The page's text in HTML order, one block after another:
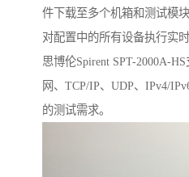
件下载至多个机箱和测试模块
对配置中的所有设备执行实时
思博伦Spirent SPT-2000A-
网、TCP/IP、UDP、IPv4/
的测试需求。